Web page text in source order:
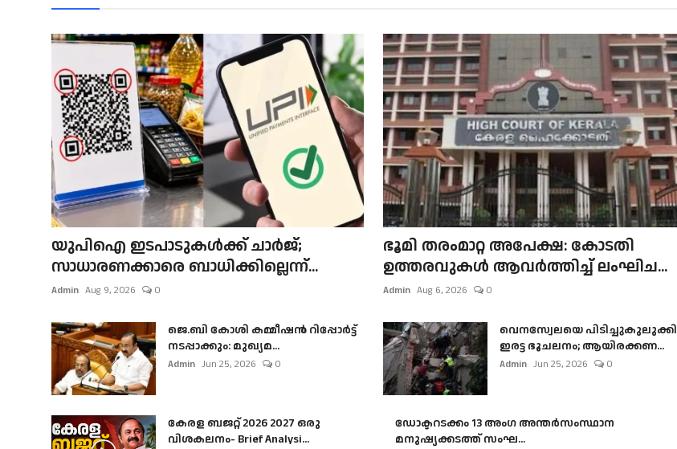
യുപിഐ ഇടപാടുകൾക്ക് ചാർജ്;
സാധാരണക്കാരെ ബാധിക്കില്ലെന്ന്...
Admin Aug 9, 2026 0
ഭൂമി തരംമാറ്റ അപേക്ഷ: കോടതി
ഉത്തരവുകൾ ആവർത്തിച്ച് ലംഘിച...
Admin Aug 6, 2026 0
ജെ.ബി കോശി കമ്മീഷൻ റിപ്പോർട്ട്
നടപ്പാക്കും: മുഖ്യമ...
Admin Jun 25, 2026 0
വെനസ്വേലയെ പിടിച്ചുകുലുക്കി
ഇരട്ട ഭൂചലനം; ആയിരക്കണ...
Admin Jun 25, 2026 0
കേരള ബജറ്റ് 2026 2027 ഒരു
വിശകലനം- Brief Analysi...
ഡോക്ടറടക്കം 13 അംഗ അന്തർസംസ്ഥാന
മനുഷ്യക്കടത്ത് സംഘ...